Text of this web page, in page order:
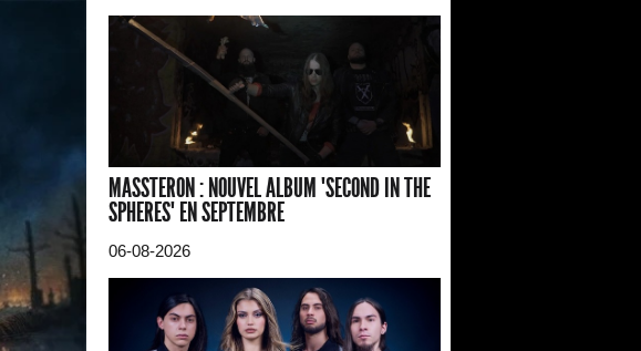
MASSTERON : NOUVEL ALBUM "SECOND IN THE
SPHERES" EN SEPTEMBRE
06-08-2026